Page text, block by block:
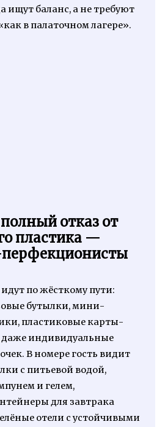
ищут баланс, а не требуют
в палаточном лагере».
отказ от
пластика —
по жёсткому пути:
бутылки, мини-
пластиковые карты-
даже индивидуальные
В номере гость видит
с питьевой водой,
и гелем,
для завтрака
отели с устойчивыми